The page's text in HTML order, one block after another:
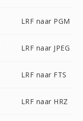
LRF naar PGM
LRF naar JPEG
LRF naar FTS
LRF naar HRZ